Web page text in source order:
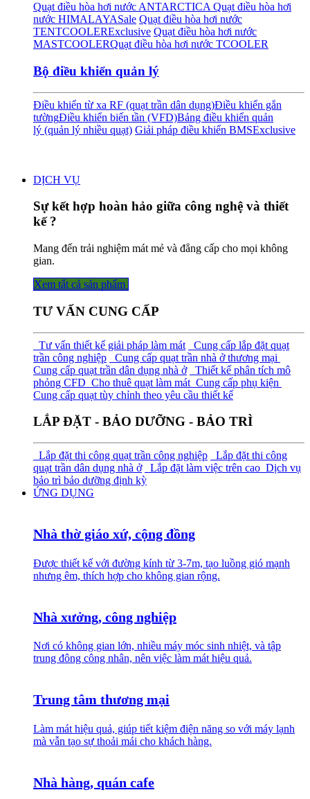
Quạt điều hòa hơi nước ANTARCTICA Quạt điều hòa hơi
nước HIMALAYASale Quạt điều hòa hơi nước
TENTCOOLERExclusive Quạt điều hòa hơi nước
MASTCOOLERQuạt điều hòa hơi nước TCOOLER
Bộ điều khiển quản lý
Điều khiển từ xa RF (quạt trần dân dụng)Điều khiển gắn
tườngĐiều khiển biến tần (VFD)Bảng điều khiển quản
lý (quản lý nhiều quạt) Giải pháp điều khiển BMSExclusive
DỊCH VỤ
Sự kết hợp hoàn hảo giữa công nghệ và thiết
kế ?
Mang đến trải nghiệm mát mẻ và đẳng cấp cho mọi không
gian.
Xem tất cả sả​​​​n phẩm
TƯ VẤN CUNG CẤP
Tư vấn thiết kế giải pháp làm mát
Cung cấp lắp đặt quạt
trần công nghiệp
Cung cấp quạt trần nhà ở thương mại
Cung cấp quạt trần dân dụng nhà ở
Thiết kế phân tích mô
phỏng CFD Cho thuê quạt làm mát Cung cấp phụ kiện
Cung cấp quạt tùy chỉnh theo yêu cầu thiết kế
LẮP ĐẶT - BẢO DƯỠNG - BẢO TRÌ
Lắp đặt thi công quạt trần công nghiệp
Lắp đặt thi công
quạt trần dân dụng nhà ở
Lắp đặt làm việc trên cao Dịch vụ
bảo trì bảo dưỡng định kỳ
ỨNG DỤNG
Nhà thờ giáo xứ, cộng đồng
Được thiết kế với đường kính từ 3-7m, tạo luồng gió mạnh
nhưng êm, thích hợp cho không gian rộng.
Nhà xưởng, công nghiệp
Nơi có không gian lớn, nhiều máy móc sinh nhiệt, và tập
trung đông công nhân, nên việc làm mát hiệu quả.
Trung tâm thương mại
Làm mát hiệu quả, giúp tiết kiệm điện năng so với máy lạnh
mà vẫn tạo sự thoải mái cho khách hàng.
Nhà hàng, quán cafe